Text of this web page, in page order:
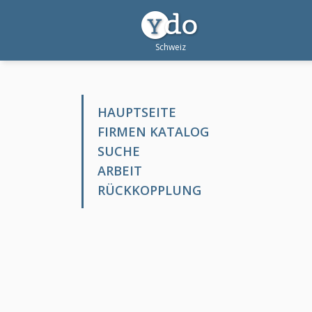
HAUPTSEITE
FIRMEN KATALOG
SUCHE
ARBEIT
RÜCKKOPPLUNG